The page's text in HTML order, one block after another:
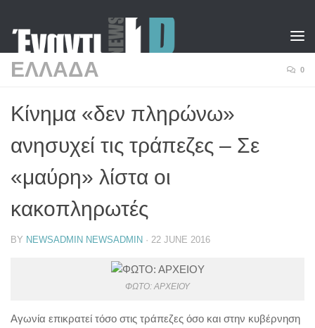
ΕΛΛΑΔΑ 0
Κίνημα «δεν πληρώνω»
ανησυχεί τις τράπεζες – Σε
«μαύρη» λίστα οι
κακοπληρωτές
BY NEWSADMIN NEWSADMIN · 22 JUNE 2016
ΦΩΤΟ: ΑΡΧΕΙΟΥ
Αγωνία επικρατεί τόσο στις τράπεζες όσο και στην κυβέρνηση